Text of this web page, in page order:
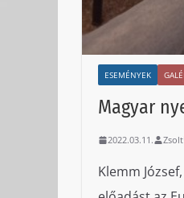
ESEMÉNYEK
Magyar
2022.03.11. Zsolt
Klemm